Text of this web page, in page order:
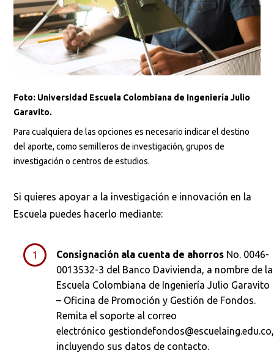
Foto: Universidad Escuela Colombiana de Ingeniería Julio
Garavito.
Para cualquiera de las opciones es necesario indicar el destino
del aporte, como semilleros de investigación, grupos de
investigación o centros de estudios.
Si quieres apoyar a la investigación e innovación en la
Escuela puedes hacerlo mediante:
Consignación ala cuenta de ahorros No. 0046-
0013532-3 del Banco Davivienda, a nombre de la
Escuela Colombiana de Ingeniería Julio Garavito
– Oficina de Promoción y Gestión de Fondos.
Remita el soporte al correo
electrónico gestiondefondos@escuelaing.edu.co,
incluyendo sus datos de contacto.
¿Qué buscas?
Buscar en: *